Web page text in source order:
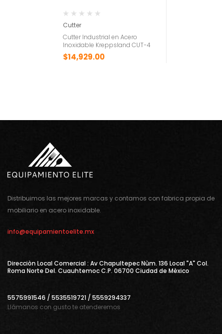
Cutter
Cutter Industrial en Acero
Inoxidable Kreppsland CUT-4
$14,929.00
Distribuimos las mejores marcas y contamos con fabrica propia de
mobiliario en acero inoxidable.
info@equipamientoelite.mx
Direcciòn Local Comercial : Av Chapultepec Nùm. 136 Local "A" Col.
Roma Norte Del. Cuauhtemoc C.P. 06700 Ciudad de Mèxico
5575991546 / 5535519721 / 5559294337
Llámanos con gusto te atenderemos